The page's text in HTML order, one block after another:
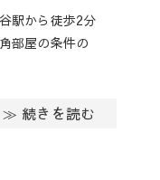
駅から徒歩2分
部屋の条件の
≫ 続きを読む